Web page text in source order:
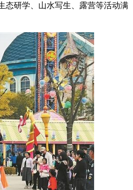
态研学、山水写生、露营等活动满